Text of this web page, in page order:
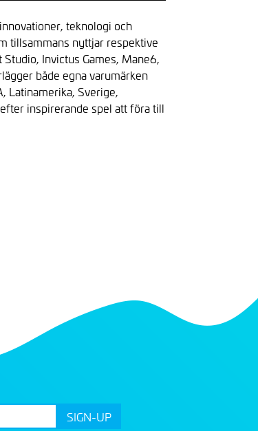
teknologi och
tillsammans nyttjar respektive
Invictus Games, Mane6,
både egna varumärken
Latinamerika, Sverige,
inspirerande spel att föra till